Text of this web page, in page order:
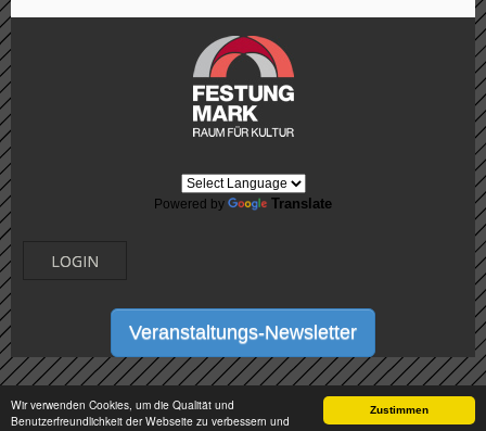
Zustimmen
Wir verwenden Cookies, um die Qualität und
Benutzerfreundlichkeit der Webseite zu verbessern und
Powered by Translate
LOGIN
Veranstaltungs-Newsletter